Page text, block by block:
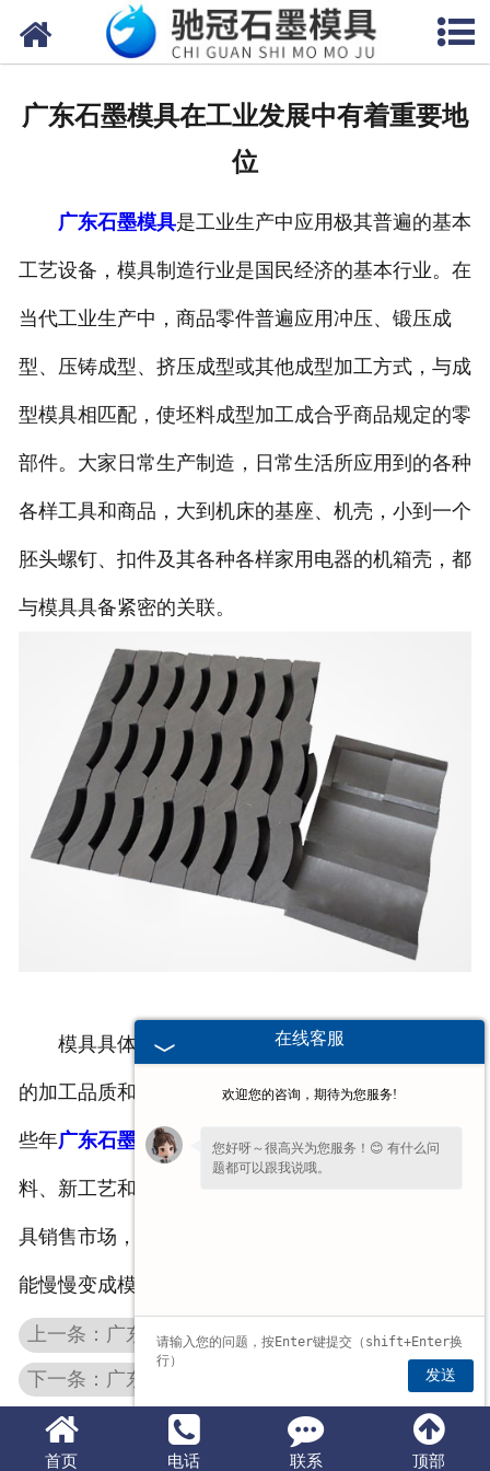
网站首页
联系我们
广东石墨模具在工业发展中有着重要地
位
广东石墨模具是工业生产中应用极其普遍的基本
工艺设备，模具制造行业是国民经济的基本行业。在
当代工业生产中，商品零件普遍应用冲压、锻压成
型、压铸成型、挤压成型或其他成型加工方式，与成
型模具相匹配，使坯料成型加工成合乎商品规定的零
部件。大家日常生产制造，日常生活所应用到的各种
各样工具和商品，大到机床的基座、机壳，小到一个
胚头螺钉、扣件及其各种各样家用电器的机箱壳，都
与模具具备紧密的关联。
模具具体的形状决策着这种商品的形，模具具体
的加工品质和精密度也就决策着这种商品的品质。近
些年广东石墨模具制造行业迅速发展趋势，石墨材
料、新工艺和持续提升模具技术持续冲击着石墨模具
具销售市场，石墨具体以其优异的物理学和化学特性
能慢慢变成模具具生产的优选原材料。
上一条：广东石墨电极相比其他导电材料的优势
下一条：广东石墨制品在有色金属行业中的应用
首页 电话 联系 顶部
在线客服
欢迎您的咨询，期待为您服务!
您好呀～很高兴为您服务！😊 有什么问
题都可以跟我说哦。
发送